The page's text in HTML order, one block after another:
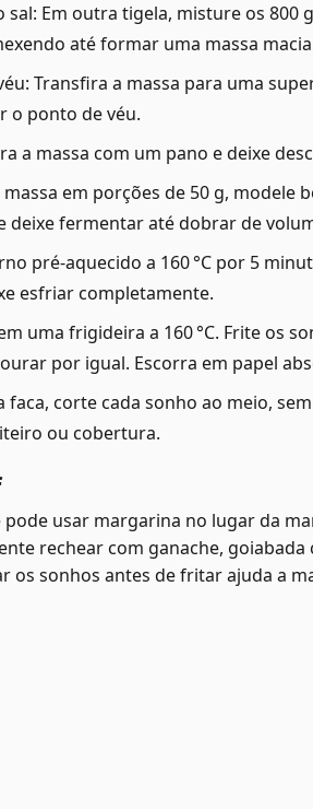
sal: Em outra tigela, misture os 800
até formar uma massa
Transfira a massa para uma
o ponto de véu.
a massa com um pano e deixe
em porções de 50 g, modele
deixe fermentar até dobrar de
pré-aquecido a 160 °C por 5
esfriar completamente.
uma frigideira a 160 °C. Frite os
por igual. Escorra em papel
faca, corte cada sonho ao meio,
ou cobertura.
pode usar margarina no lugar da
rechear com ganache,
os sonhos antes de fritar ajuda a